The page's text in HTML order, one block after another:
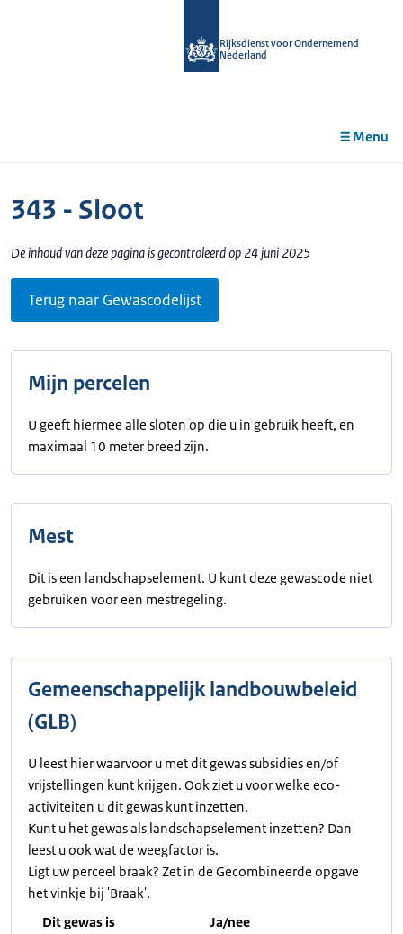
Rijksdienst voor Ondernemend
Nederland
Menu
343 - Sloot
De inhoud van deze pagina is gecontroleerd op 24 juni 2025
Terug naar Gewascodelijst
Mijn percelen
U geeft hiermee alle sloten op die u in gebruik heeft, en
maximaal 10 meter breed zijn.
Mest
Dit is een landschapselement. U kunt deze gewascode niet
gebruiken voor een mestregeling.
Gemeenschappelijk landbouwbeleid
(GLB)
U leest hier waarvoor u met dit gewas subsidies en/of
vrijstellingen kunt krijgen. Ook ziet u voor welke eco-
activiteiten u dit gewas kunt inzetten.
Kunt u het gewas als landschapselement inzetten? Dan
leest u ook wat de weegfactor is.
Ligt uw perceel braak? Zet in de Gecombineerde opgave
het vinkje bij 'Braak'.
Dit gewas is
Ja/nee